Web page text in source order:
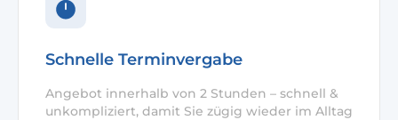
Schnelle Terminvergabe
Angebot innerhalb von 2 Stunden – schnell &
unkompliziert, damit Sie zügig wieder im Alltag